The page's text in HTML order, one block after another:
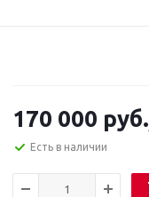
170 000 руб.
Есть в наличии